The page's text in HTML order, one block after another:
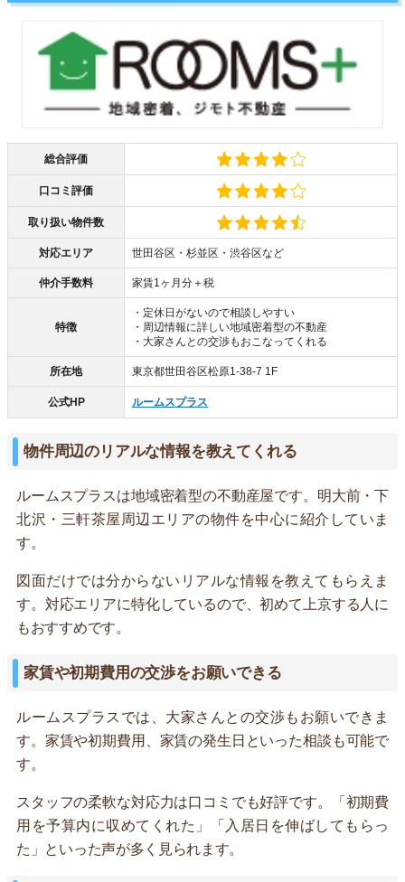
総合評価
口コミ評価
取り扱い物件数
対応エリア 世田谷区・杉並区・渋谷区など
仲介手数料 家賃1ヶ月分＋税
特徴
・定休日がないので相談しやすい
・周辺情報に詳しい地域密着型の不動産
・大家さんとの交渉もおこなってくれる
所在地 東京都世田谷区松原1-38-7 1F
公式HP ルームスプラス
物件周辺のリアルな情報を教えてくれる
ルームスプラスは地域密着型の不動産屋です。明大前・下
北沢・三軒茶屋周辺エリアの物件を中心に紹介していま
す。
図面だけでは分からないリアルな情報を教えてもらえま
す。対応エリアに特化しているので、初めて上京する人に
もおすすめです。
家賃や初期費用の交渉をお願いできる
ルームスプラスでは、大家さんとの交渉もお願いできま
す。家賃や初期費用、家賃の発生日といった相談も可能で
す。
スタッフの柔軟な対応力は口コミでも好評です。「初期費
用を予算内に収めてくれた」「入居日を伸ばしてもらっ
た」といった声が多く見られます。